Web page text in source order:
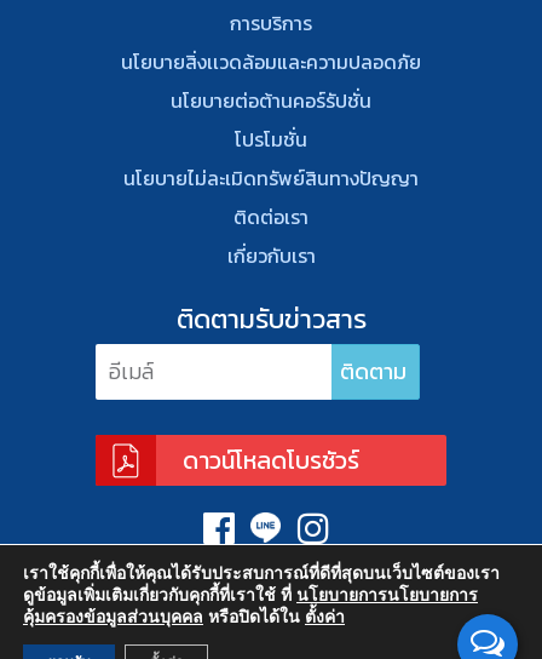
การบริการ
นโยบายสิ่งเเวดล้อมและความปลอดภัย
นโยบายต่อต้านคอร์รัปชั่น
โปรโมชั่น
นโยบายไม่ละเมิดทรัพย์สินทางปัญญา
ติดต่อเรา
เกี่ยวกับเรา
ติดตามรับข่าวสาร
ดาวน์โหลดโบรชัวร์
เราใช้คุกกี้เพื่อให้คุณได้รับประสบการณ์ที่ดีที่สุดบนเว็บไซต์ของเรา
ดูข้อมูลเพิ่มเติมเกี่ยวกับคุกกี้ที่เราใช้ ที่ นโยบายการนโยบายการ
คุ้มครองข้อมูลส่วนบุคคล หรือปิดได้ใน ตั้งค่า